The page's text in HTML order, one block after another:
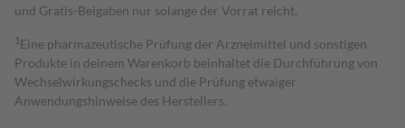
und Gratis-Beigaben nur solange der Vorrat reicht.
1 Eine pharmazeutische Prüfung der Arzneimittel und sonstigen
Produkte in deinem Warenkorb beinhaltet die Durchführung von
Wechselwirkungschecks und die Prüfung etwaiger
Anwendungshinweise des Herstellers.